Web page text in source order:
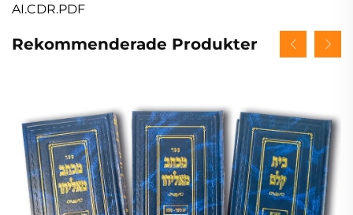
AI.CDR.PDF
Rekommenderade Produkter